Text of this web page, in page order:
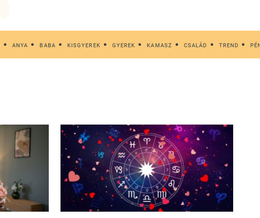
ANYA BABA KISGYEREK GYEREK KAMASZ CSALÁD TREND